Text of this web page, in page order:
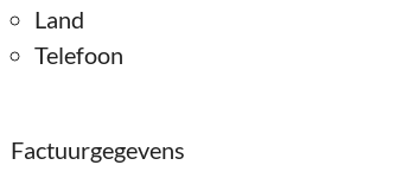
Land
Telefoon
Factuurgegevens